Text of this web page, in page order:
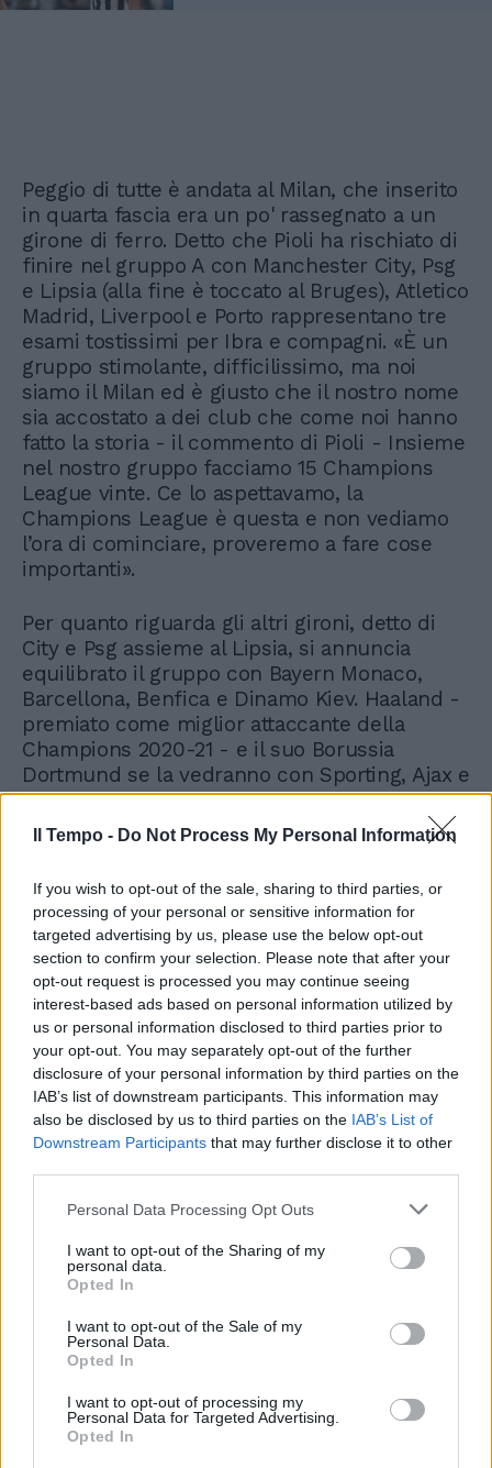
Il Tempo - Do Not Process My Personal Information
If you wish to opt-out of the sale, sharing to third parties, or
processing of your personal or sensitive information for
targeted advertising by us, please use the below opt-out
section to confirm your selection. Please note that after your
opt-out request is processed you may continue seeing
interest-based ads based on personal information utilized by
us or personal information disclosed to third parties prior to
your opt-out. You may separately opt-out of the further
disclosure of your personal information by third parties on the
IAB’s list of downstream participants. This information may
also be disclosed by us to third parties on the IAB’s List of
Downstream Participants that may further disclose it to other
Personal Data Processing Opt Outs
I want to opt-out of the Sharing of my
personal data.
Opted In
I want to opt-out of the Sale of my
Personal Data.
Opted In
I want to opt-out of processing my
Personal Data for Targeted Advertising.
Opted In
Peggio di tutte è andata al Milan, che inserito
in quarta fascia era un po' rassegnato a un
girone di ferro. Detto che Pioli ha rischiato di
finire nel gruppo A con Manchester City, Psg
e Lipsia (alla fine è toccato al Bruges), Atletico
Madrid, Liverpool e Porto rappresentano tre
esami tostissimi per Ibra e compagni. «È un
gruppo stimolante, difficilissimo, ma noi
siamo il Milan ed è giusto che il nostro nome
sia accostato a dei club che come noi hanno
fatto la storia - il commento di Pioli - Insieme
nel nostro gruppo facciamo 15 Champions
League vinte. Ce lo aspettavamo, la
Champions League è questa e non vediamo
l’ora di cominciare, proveremo a fare cose
importanti».
Per quanto riguarda gli altri gironi, detto di
City e Psg assieme al Lipsia, si annuncia
equilibrato il gruppo con Bayern Monaco,
Barcellona, Benfica e Dinamo Kiev. Haaland -
premiato come miglior attaccante della
Champions 2020-21 - e il suo Borussia
Dortmund se la vedranno con Sporting, Ajax e
Besiktas mentre il Lille, la più ambita fra le
teste di serie, è finito con Siviglia, Salisburgo
e Wolfsburg.